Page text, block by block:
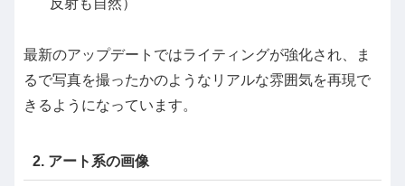
反射も自然）
最新のアップデートではライティングが強化され、ま
るで写真を撮ったかのようなリアルな雰囲気を再現で
きるようになっています。
2. アート系の画像